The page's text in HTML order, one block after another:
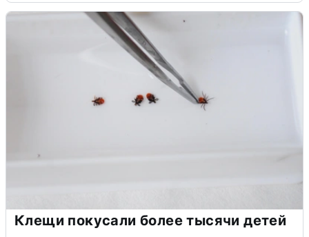
Клещи покусали более тысячи детей